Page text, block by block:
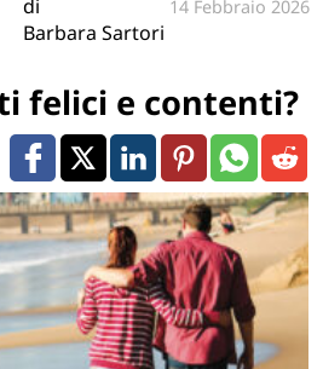
di
Barbara Sartori
14 Febbraio 2026
felici e contenti?